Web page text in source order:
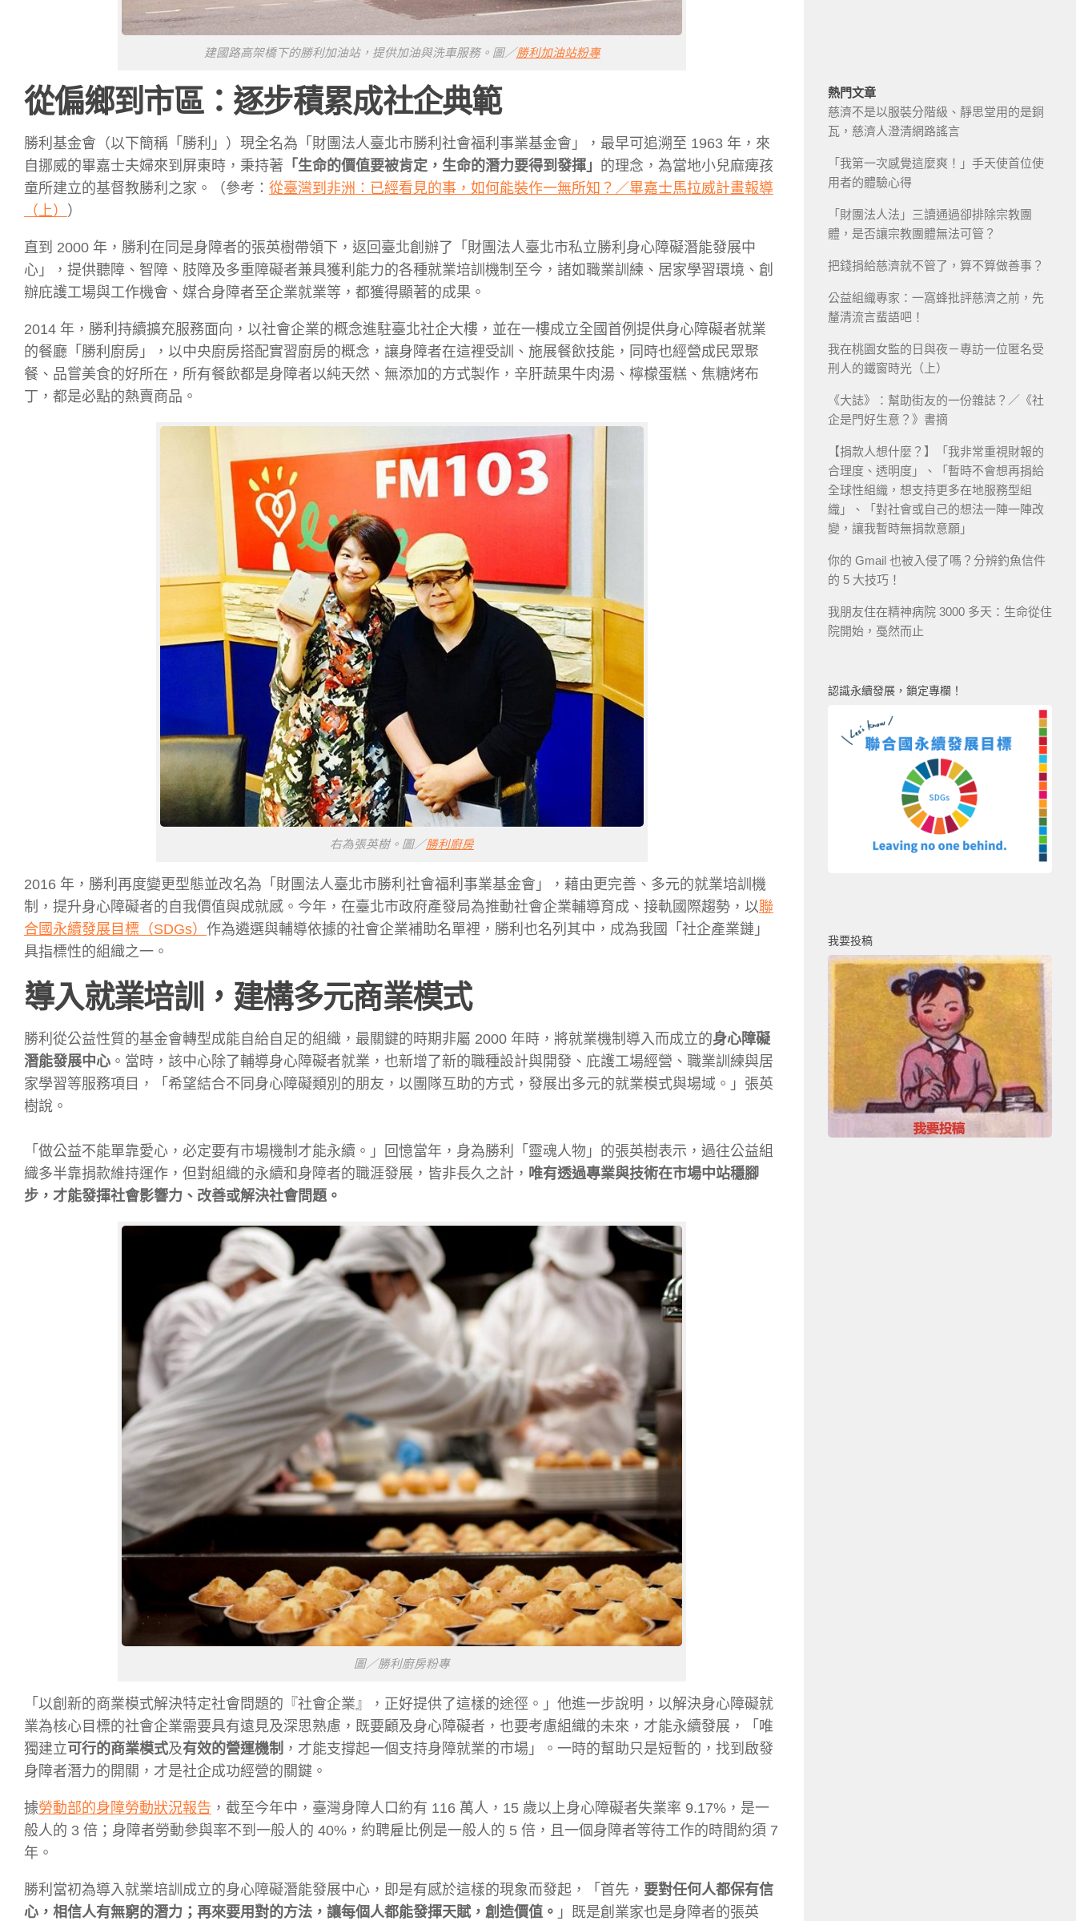
建國路高架橋下的勝利加油站，提供加油與洗車服務。圖／勝利加油站粉專
從偏鄉到市區：逐步積累成社企典範
勝利基金會（以下簡稱「勝利」）現全名為「財團法人臺北市勝利社會福利事業基金會」，最早可追溯至 1963 年，來
自挪威的畢嘉士夫婦來到屏東時， 秉持著 「生命的價值要被肯定，生命的潛力要得到發揮」 的理念， 為當地小兒麻痺孩
童所建立的基督教勝利之家。（參考： 從臺灣到非洲：已經看見的事，如何能裝作一無所知？／畢嘉士馬拉威計畫報導
（上） ）
直到 2000 年，勝利在同是身障者的張英樹帶領下，返回臺北創辦了「 財團法人臺北市私立勝利身心障礙潛能發展中
心 」，提供聽障、智障、肢障及多重障礙者兼具獲利能力的各種就業培訓機制至今，諸如職業訓練、居家學習環境、創
辦庇護工場與工作機會、媒合身障者至企業就業等，都獲得顯著的成果。
2014 年，勝利持續擴充服務面向，以社會企業的概念進駐臺北社企大樓，並在一樓成立全國首例提供身心障礙者就業
的餐廳「勝利廚房」， 以中央廚房搭配實習廚房的概念，讓身障者在這裡受訓、施展餐飲技能，同時也經營成民眾聚
餐、品嘗美食的好所在，所有餐飲都是身障者以純天然、無添加的方式製作，辛肝蔬果牛肉湯、檸檬蛋糕、焦糖烤布
丁，都是必點的熱賣商品。
右為張英樹。圖／勝利廚房
2016 年，勝利再度變更型態並改名為「財團法人臺北市勝利社會福利事業基金會」，藉由更完善、多元的就業培訓機
制，提升身心障礙者的自我價值與成就感。 今年，在臺北市政府產發局為推動社會企業輔導育成、接軌國際趨勢，以聯
合國永續發展目標（SDGs） 作為遴選與輔導依據的社會企業補助名單裡，勝利也名列其中，成為我國「社企產業鏈」
具指標性的組織之一。
導入就業培訓，建構多元商業模式
勝利從公益性質的基金會轉型成能自給自足的組織，最關鍵的時期非屬 2000 年時，將就業機制導入而成立的身心障礙
潛能發展中心 。當時，該中心除了輔導身心障礙者就業，也新增了新的職種設計與開發、庇護工場經營、職業訓練與居
家學習等服務項目，「希望結合不同身心障礙類別的朋友，以團隊互助的方式，發展出多元的就業模式與場域。」張英
樹說。
「做公益不能單靠愛心，必定要有市場機制才能永續。」回憶當年，身為勝利「靈魂人物」的張英樹表示，過往公益組
織多半靠捐款維持運作，但對組織的永續和身障者的職涯發展，皆非長久之計， 唯有透過專業與技術在市場中站穩腳
步，才能發揮社會影響力、改善或解決社會問題。
圖／勝利廚房粉專
「以創新的商業模式解決特定社會問題的『社會企業』，正好提供了這樣的途徑。」他進一步說明， 以解決身心障礙就
業為核心目標的社會企業需要具有遠見及深思熟慮，既要顧及身心障礙者，也要考慮組織的未來，才能永續發展，「唯
獨建立可行的商業模式及有效的營運機制 ，才能支撐起一個支持身障就業的市場」。一時的幫助只是短暫的，找到啟發
身障者潛力的開關，才是社企成功經營的關鍵。
據勞動部的身障勞動狀況報告 ，截至今年中， 臺灣身障人口約有 116 萬人， 15 歲以上身心障礙者失業率 9.17% ，是一
般人的 3 倍；身障者勞動參與率不到一般人的 40%，約聘雇比例是一般人的 5 倍， 且一個身障者等待工作的時間約須 7
年。
勝利當初為導入就業培訓成立的身心障礙潛能發展中心，即是有感於這樣的現象而發起，「首先， 要對任何人都保有信
心，相信人有無窮的潛力；再來要用對的方法，讓每個人都能發揮天賦，創造價值。 」既是創業家也是身障者的張英
熱門文章
慈濟不是以服裝分階級、靜思堂用的是銅
瓦，慈濟人澄清網路謠言
「我第一次感覺這麼爽！」手天使首位使
用者的體驗心得
「財團法人法」三讀通過卻排除宗教團
體，是否讓宗教團體無法可管？
把錢捐給慈濟就不管了，算不算做善事？
公益組織專家：一窩蜂批評慈濟之前，先
釐清流言蜚語吧！
我在桃園女監的日與夜－專訪一位匿名受
刑人的鐵窗時光（上）
《大誌》：幫助街友的一份雜誌？／《社
企是門好生意？》書摘
【捐款人想什麼？】「我非常重視財報的
合理度、透明度」、「暫時不會想再捐給
全球性組織，想支持更多在地服務型組
織」、「對社會或自己的想法一陣一陣改
變，讓我暫時無捐款意願」
你的 Gmail 也被入侵了嗎？分辨釣魚信件
的 5 大技巧！
我朋友住在精神病院 3000 多天：生命從住
院開始，戞然而止
認識永續發展，鎖定專欄！
我要投稿